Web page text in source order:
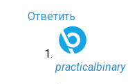
Ответить
practicalbinary